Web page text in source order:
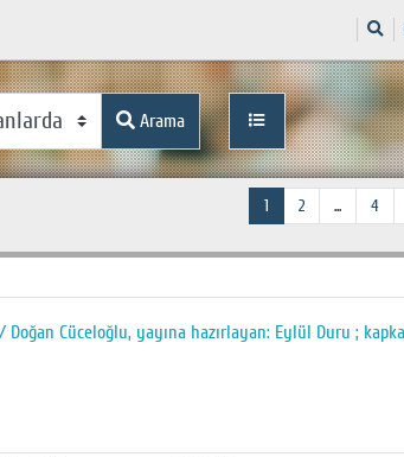
Arama
1 2 ... 4
Cüceloğlu, yayına hazırlayan: Eylül Duru ;